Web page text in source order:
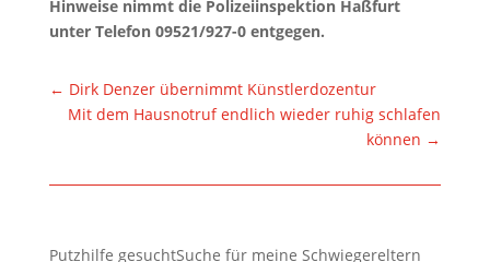
Hinweise nimmt die Polizeiinspektion Haßfurt
unter Telefon 09521/927-0 entgegen.
← Dirk Denzer übernimmt Künstlerdozentur
Mit dem Hausnotruf endlich wieder ruhig schlafen
können →
Putzhilfe gesuchtSuche für meine Schwiegereltern